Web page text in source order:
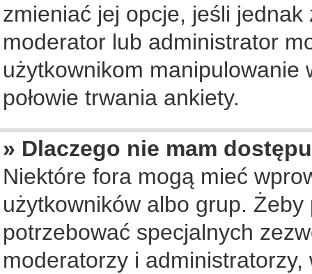
zmieniać jej opcje, jeśli jednak
moderator lub administrator
użytkownikom
połowie trwania ankiety.
» Dlaczego nie mam
Niektóre fora mogą mieć
użytkowników albo grup.
potrzebować specjalnych
moderatorzy i